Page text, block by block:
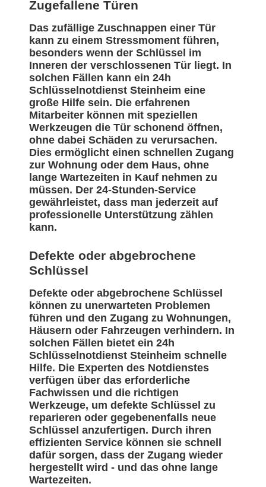
Zugefallene Türen
Das zufällige Zuschnappen einer Tür
kann zu einem Stressmoment führen,
besonders wenn der Schlüssel im
Inneren der verschlossenen Tür liegt. In
solchen Fällen kann ein 24h
Schlüsselnotdienst Steinheim eine
große Hilfe sein. Die erfahrenen
Mitarbeiter können mit speziellen
Werkzeugen die Tür schonend öffnen,
ohne dabei Schäden zu verursachen.
Dies ermöglicht einen schnellen Zugang
zur Wohnung oder dem Haus, ohne
lange Wartezeiten in Kauf nehmen zu
müssen. Der 24-Stunden-Service
gewährleistet, dass man jederzeit auf
professionelle Unterstützung zählen
kann.
Defekte oder abgebrochene
Schlüssel
Defekte oder abgebrochene Schlüssel
können zu unerwarteten Problemen
führen und den Zugang zu Wohnungen,
Häusern oder Fahrzeugen verhindern. In
solchen Fällen bietet ein 24h
Schlüsselnotdienst Steinheim schnelle
Hilfe. Die Experten des Notdienstes
verfügen über das erforderliche
Fachwissen und die richtigen
Werkzeuge, um defekte Schlüssel zu
reparieren oder gegebenenfalls neue
Schlüssel anzufertigen. Durch ihren
effizienten Service können sie schnell
dafür sorgen, dass der Zugang wieder
hergestellt wird - und das ohne lange
Wartezeiten.